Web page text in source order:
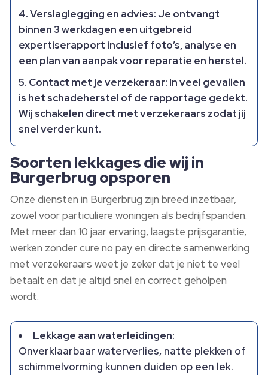
Verslaglegging en advies: Je ontvangt
binnen 3 werkdagen een uitgebreid
expertiserapport inclusief foto’s, analyse en
een plan van aanpak voor reparatie en herstel.​
Contact met je verzekeraar: In veel gevallen
is het schadeherstel of de rapportage gedekt.​
Wij schakelen direct met verzekeraars zodat jij
snel verder kunt.​
Soorten lekkages die wij in
Burgerbrug opsporen
Onze diensten in Burgerbrug zijn breed inzetbaar,
zowel voor particuliere woningen als bedrijfspanden.​
Met meer dan 10 jaar ervaring, laagste prijsgarantie,
werken zonder cure no pay en directe samenwerking
met verzekeraars weet je zeker dat je niet te veel
betaalt en dat je altijd snel en correct geholpen
wordt.​
Lekkage aan waterleidingen:
Onverklaarbaar waterverlies, natte plekken of
schimmelvorming kunnen duiden op een lek.​